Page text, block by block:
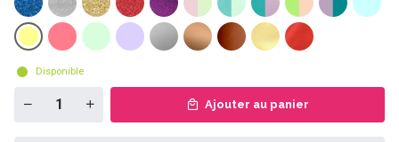
Disponible
Ajouter au panier